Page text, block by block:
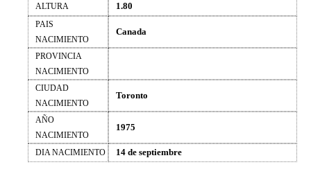
ALTURA
1.80
PAIS
NACIMIENTO
Canada
PROVINCIA
NACIMIENTO
CIUDAD
NACIMIENTO
Toronto
AÑO
NACIMIENTO
1975
DIA NACIMIENTO 14 de septiembre